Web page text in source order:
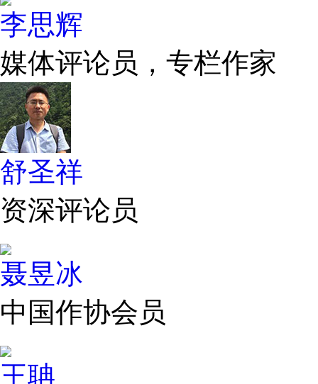
李思辉
媒体评论员，专栏作家
舒圣祥
资深评论员
聂昱冰
中国作协会员
王聃